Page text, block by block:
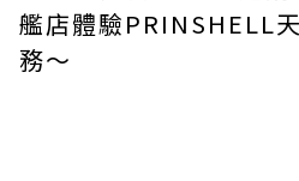
艦店體驗PRINSHELL
務～